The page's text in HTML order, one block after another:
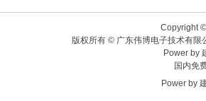
Copyright
版权所有 © 广东伟博电子技术有限
Power by
国内免
Power by